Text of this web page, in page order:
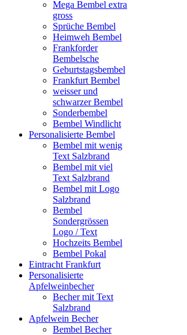
Mega Bembel extra
gross
Sprüche Bembel
Heimweh Bembel
Frankforder
Bembelsche
Geburtstagsbembel
Frankfurt Bembel
weisser und
schwarzer Bembel
Sonderbembel
Bembel Windlicht
Personalisierte Bembel
Bembel mit wenig
Text Salzbrand
Bembel mit viel
Text Salzbrand
Bembel mit Logo
Salzbrand
Bembel
Sondergrössen
Logo / Text
Hochzeits Bembel
Bembel Pokal
Eintracht Frankfurt
Personalisierte
Apfelweinbecher
Becher mit Text
Salzbrand
Apfelwein Becher
Bembel Becher